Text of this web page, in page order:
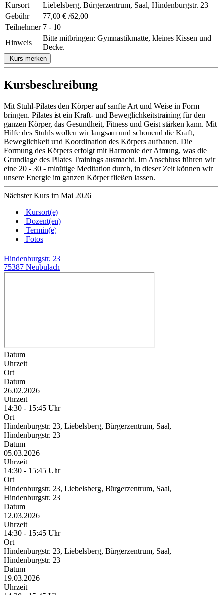
Kursort
Liebelsberg, Bürgerzentrum, Saal, Hindenburgstr. 23
Gebühr
77,00 € /62,00
Teilnehmer 7 - 10
Hinweis
Bitte mitbringen: Gymnastikmatte, kleines Kissen und
Decke.
Kurs merken
Kursbeschreibung
Mit Stuhl-Pilates den Körper auf sanfte Art und Weise in Form
bringen. Pilates ist ein Kraft- und Beweglichkeitstraining für den
ganzen Körper, das Gesundheit, Fitness und Geist stärken kann. Mit
Hilfe des Stuhls wollen wir langsam und schonend die Kraft,
Beweglichkeit und Koordination des Körpers aufbauen. Die
Formung des Körpers erfolgt mit Harmonie der Atmung, was die
Grundlage des Pilates Trainings ausmacht. Im Anschluss führen wir
eine 20 - 30 - minütige Meditation durch, in dieser Zeit können wir
unsere Energie im ganzen Körper fließen lassen.
Nächster Kurs im Mai 2026
Kursort(e)
Dozent(en)
Termin(e)
Fotos
Hindenburgstr. 23
75387 Neubulach
Datum
Uhrzeit
Ort
Datum
26.02.2026
Uhrzeit
14:30 - 15:45 Uhr
Ort
Hindenburgstr. 23, Liebelsberg, Bürgerzentrum, Saal,
Hindenburgstr. 23
Datum
05.03.2026
Uhrzeit
14:30 - 15:45 Uhr
Ort
Hindenburgstr. 23, Liebelsberg, Bürgerzentrum, Saal,
Hindenburgstr. 23
Datum
12.03.2026
Uhrzeit
14:30 - 15:45 Uhr
Ort
Hindenburgstr. 23, Liebelsberg, Bürgerzentrum, Saal,
Hindenburgstr. 23
Datum
19.03.2026
Uhrzeit